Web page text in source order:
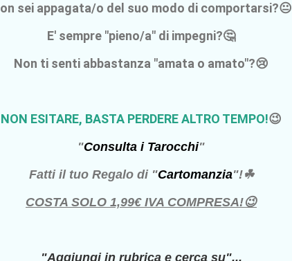
Non sei appagata/o del suo modo di comportarsi?😐
E' sempre "pieno/a" di impegni?🤔
Non ti senti abbastanza "amata o amato"?😢
NON ESITARE, BASTA PERDERE ALTRO TEMPO!😉
"Consulta i Tarocchi"
Fatti il tuo Regalo di "Cartomanzia"!☘
COSTA SOLO 1,99€ IVA COMPRESA!😉
"Aggiungi in rubrica e cerca su"...